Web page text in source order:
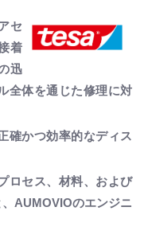
セ
着
迅
全体を通じた修理に対
確かつ効率的なディス
ロセス、材料、および
AUMOVIOのエンジニ